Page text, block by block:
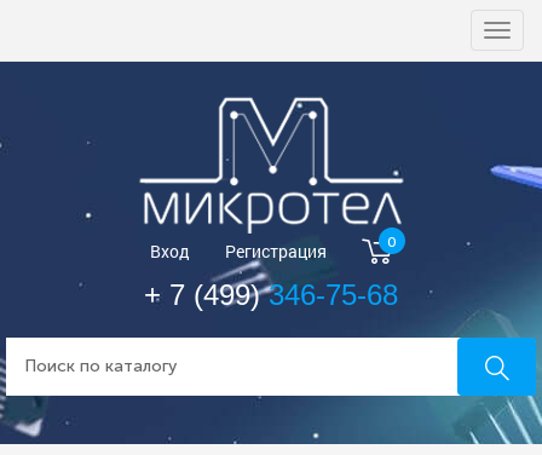
Вход Регистрация 0
+ 7 (499)346-75-68